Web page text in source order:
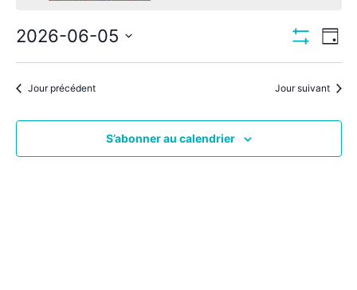
parde
Jour
2026-06-05
une
date.Jour précédent Jour suivant
S’abonner au calendrier